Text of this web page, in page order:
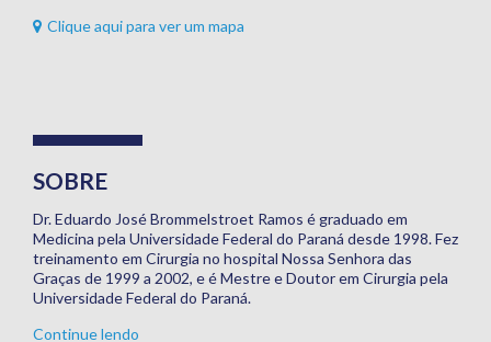
Clique aqui para ver um mapa
SOBRE
Dr. Eduardo José Brommelstroet Ramos é graduado em
Medicina pela Universidade Federal do Paraná desde 1998. Fez
treinamento em Cirurgia no hospital Nossa Senhora das
Graças de 1999 a 2002, e é Mestre e Doutor em Cirurgia pela
Universidade Federal do Paraná.
Continue lendo